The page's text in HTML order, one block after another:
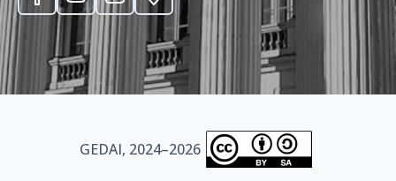
GEDAI, 2024–2026